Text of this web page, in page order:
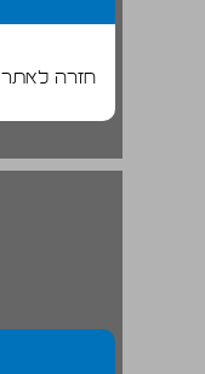
חזרה לאתר
פרק שני / עדתיות צומחת - רשימות יוצאי תימן לאסיפות-הנבחרים ולכנסת ... 26